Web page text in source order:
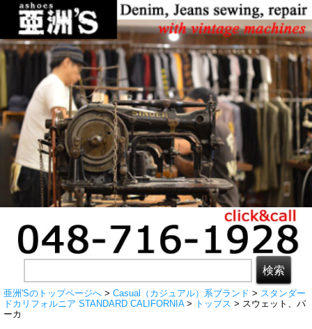
亜洲'Sのトップページへ > Casual（カジュアル）系ブランド > スタンダー
ドカリフォルニア STANDARD CALIFORNIA> トップス > スウェット、パ
ーカ